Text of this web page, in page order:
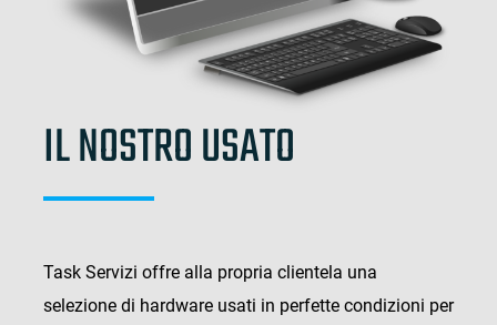
IL NOSTRO USATO
Task Servizi offre alla propria clientela una
selezione di hardware usati in perfette condizioni per